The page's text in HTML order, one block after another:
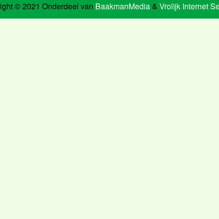
© 2021 Onderdeel van BaakmanMedia& Vrolijk Internet